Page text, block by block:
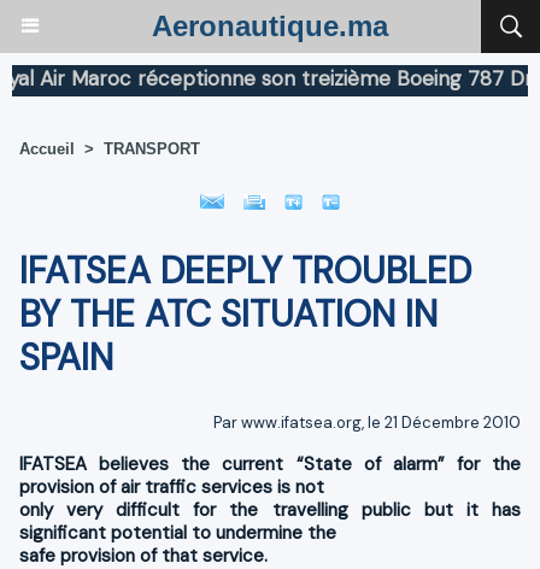
Aeronautique.ma
Maroc réceptionne son treizième Boeing 787
Accueil > TRANSPORT
IFATSEA DEEPLY TROUBLED
BY THE ATC SITUATION IN
SPAIN
Par www.ifatsea.org, le 21 Décembre 2010
IFATSEA believes the current “State of alarm” for the
provision of air traffic services is not
only very difficult for the travelling public but it has
significant potential to undermine the
safe provision of that service.